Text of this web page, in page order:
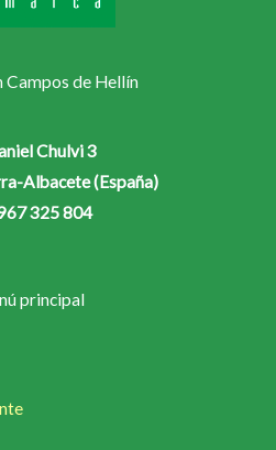
Campos de Hellín
Chulvi 3
Albacete (España)
325 804
principal